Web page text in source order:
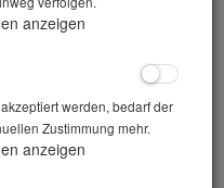
anzeigen
werden, bedarf der
Zustimmung mehr.
anzeigen